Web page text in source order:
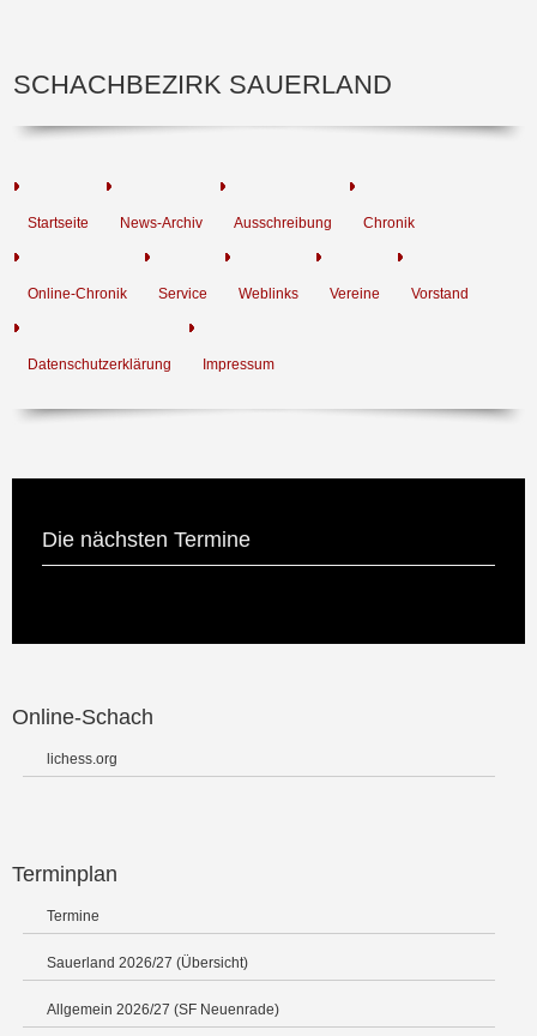
SCHACHBEZIRK SAUERLAND
Startseite News-Archiv Ausschreibung Chronik
Online-Chronik Service Weblinks Vereine Vorstand
Datenschutzerklärung Impressum
Die nächsten Termine
Online-Schach
lichess.org
Terminplan
Termine
Sauerland 2026/27 (Übersicht)
Allgemein 2026/27 (SF Neuenrade)